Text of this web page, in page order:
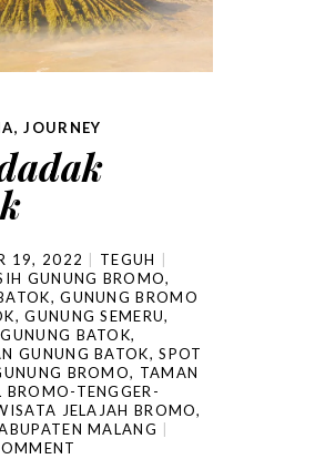
,JOURNEY
19, 2022
TEGUH
GUNUNG BROMO,
,GUNUNG BROMO
,GUNUNG SEMERU,
BATOK,
GUNUNG BATOK,SPOT
BROMO, TAMAN
BROMO-TENGGER-
JELAJAH BROMO,
MALANG